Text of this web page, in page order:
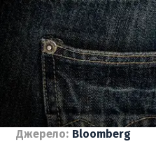
Джерело: Bloomberg